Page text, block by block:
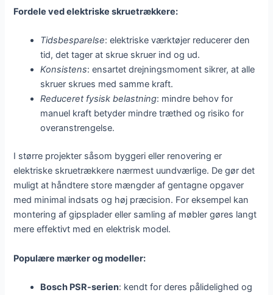
Fordele ved elektriske skruetrækkere:
Tidsbesparelse: elektriske værktøjer reducerer den
tid, det tager at skrue skruer ind og ud.
Konsistens: ensartet drejningsmoment sikrer, at alle
skruer skrues med samme kraft.
Reduceret fysisk belastning: mindre behov for
manuel kraft betyder mindre træthed og risiko for
overanstrengelse.
I større projekter såsom byggeri eller renovering er
elektriske skruetrækkere nærmest uundværlige. De gør det
muligt at håndtere store mængder af gentagne opgaver
med minimal indsats og høj præcision. For eksempel kan
montering af gipsplader eller samling af møbler gøres langt
mere effektivt med en elektrisk model.
Populære mærker og modeller:
Bosch PSR-serien: kendt for deres pålidelighed og